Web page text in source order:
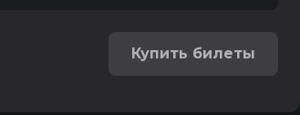
Купить билеты